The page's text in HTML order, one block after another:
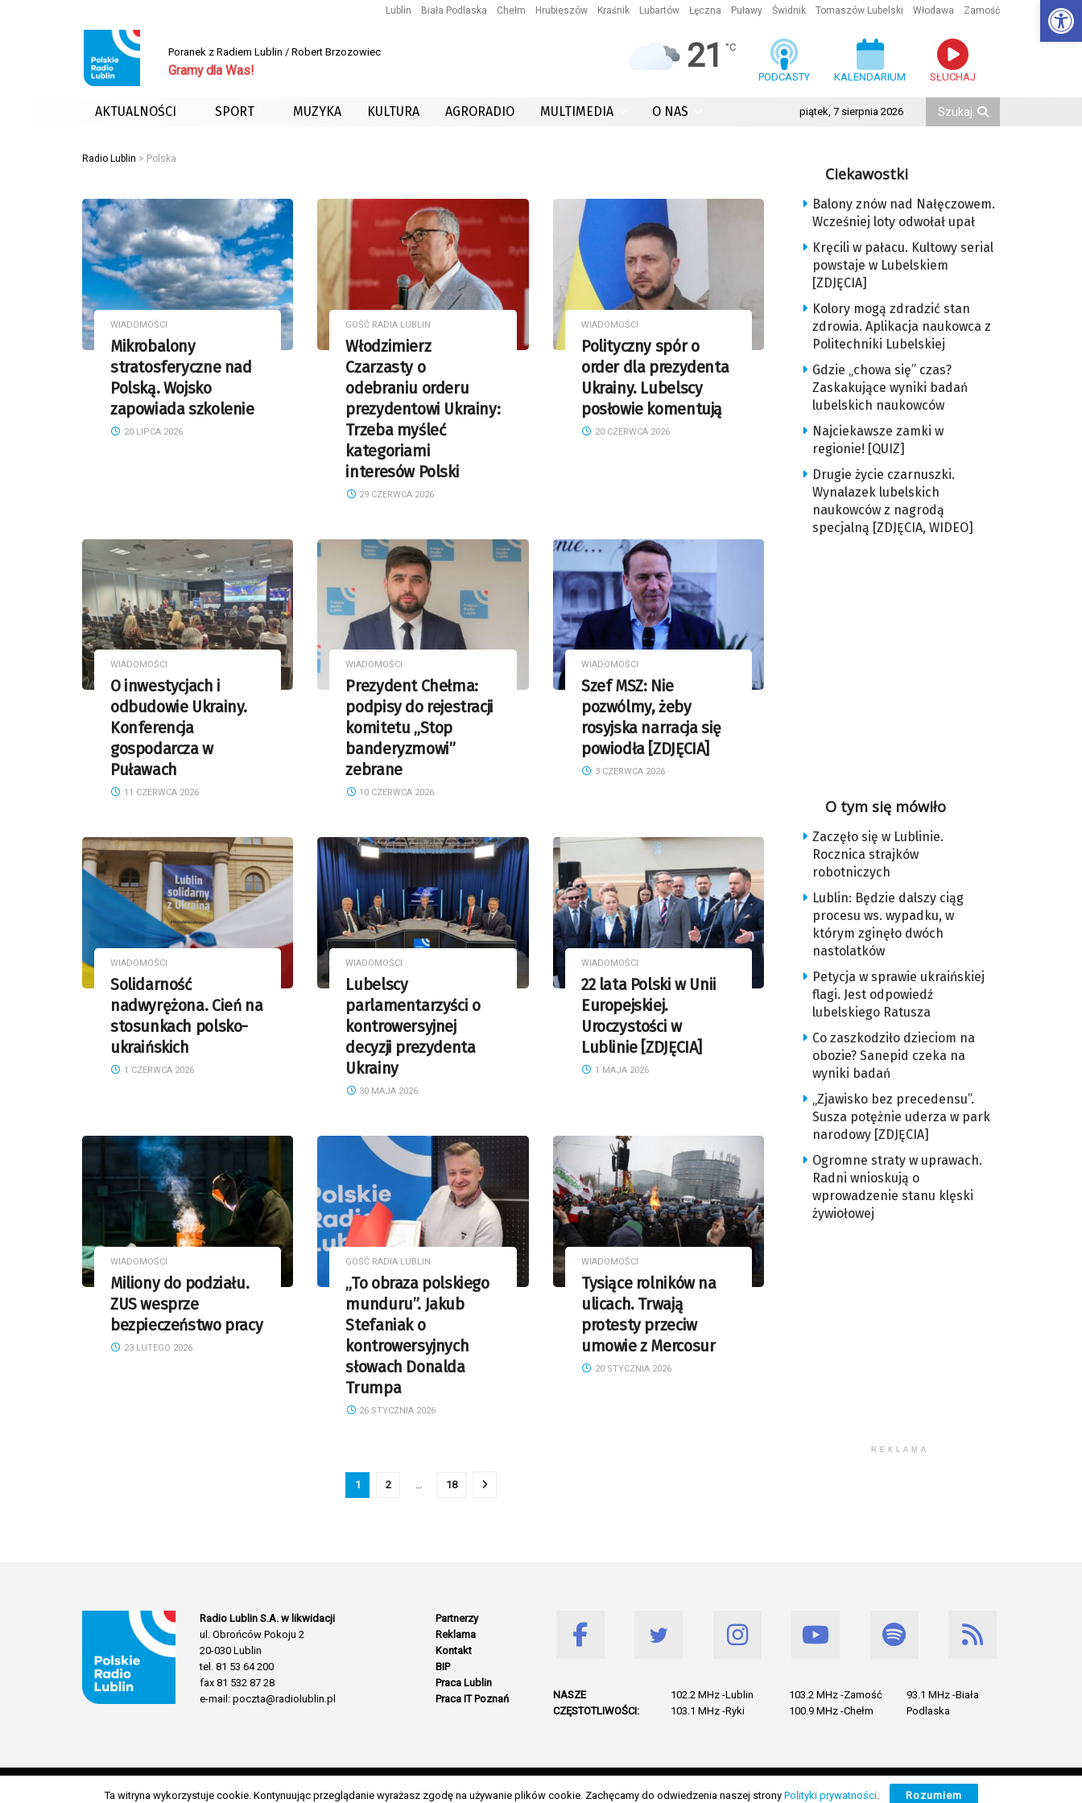
Lublin Biała Podlaska Chełm Hrubieszów Kraśnik Lubartów Łęczna Puławy Świdnik Tomaszów Lubelski Włodawa Zamość
Poranek z Radiem Lublin / Robert Brzozowiec
Gramy dla Was! 21 °C
PODCASTY KALENDARIUM SŁUCHAJ
AKTUALNOŚCI SPORT MUZYKA KULTURA AGRORADIO MULTIMEDIA O NAS piątek, 7 sierpnia 2026
Radio Lublin > Polska
WIADOMOŚCI
Mikrobalony
stratosferyczne nad
Polską. Wojsko
zapowiada szkolenie
20 LIPCA 2026
GOŚĆ RADIA LUBLIN
Włodzimierz
Czarzasty o
odebraniu orderu
prezydentowi Ukrainy:
Trzeba myśleć
kategoriami
interesów Polski
29 CZERWCA 2026
WIADOMOŚCI
Polityczny spór o
order dla prezydenta
Ukrainy. Lubelscy
posłowie komentują
20 CZERWCA 2026
WIADOMOŚCI
O inwestycjach i
odbudowie Ukrainy.
Konferencja
gospodarcza w
Puławach
11 CZERWCA 2026
WIADOMOŚCI
Prezydent Chełma:
podpisy do rejestracji
komitetu „Stop
banderyzmowi”
zebrane
10 CZERWCA 2026
WIADOMOŚCI
Szef MSZ: Nie
pozwólmy, żeby
rosyjska narracja się
powiodła [ZDJĘCIA]
3 CZERWCA 2026
WIADOMOŚCI
Solidarność
nadwyrężona. Cień na
stosunkach polsko-
ukraińskich
1 CZERWCA 2026
WIADOMOŚCI
Lubelscy
parlamentarzyści o
kontrowersyjnej
decyzji prezydenta
Ukrainy
30 MAJA 2026
WIADOMOŚCI
22 lata Polski w Unii
Europejskiej.
Uroczystości w
Lublinie [ZDJĘCIA]
1 MAJA 2026
WIADOMOŚCI
Miliony do podziału.
ZUS wesprze
bezpieczeństwo pracy
23 LUTEGO 2026
GOŚĆ RADIA LUBLIN
„To obraza polskiego
munduru”. Jakub
Stefaniak o
kontrowersyjnych
słowach Donalda
Trumpa
26 STYCZNIA 2026
WIADOMOŚCI
Tysiące rolników na
ulicach. Trwają
protesty przeciw
umowie z Mercosur
20 STYCZNIA 2026
1 2 18
Ciekawostki
Balony znów nad Nałęczowem.
Wcześniej loty odwołał upał
Kręcili w pałacu. Kultowy serial
powstaje w Lubelskiem
[ZDJĘCIA]
Kolory mogą zdradzić stan
zdrowia. Aplikacja naukowca z
Politechniki Lubelskiej
Gdzie „chowa się” czas?
Zaskakujące wyniki badań
lubelskich naukowców
Najciekawsze zamki w
regionie! [QUIZ]
Drugie życie czarnuszki.
Wynalazek lubelskich
naukowców z nagrodą
specjalną [ZDJĘCIA, WIDEO]
O tym się mówiło
Zaczęło się w Lublinie.
Rocznica strajków
robotniczych
Lublin: Będzie dalszy ciąg
procesu ws. wypadku, w
którym zginęło dwóch
nastolatków
Petycja w sprawie ukraińskiej
flagi. Jest odpowiedź
lubelskiego Ratusza
Co zaszkodziło dzieciom na
obozie? Sanepid czeka na
wyniki badań
„Zjawisko bez precedensu”.
Susza potężnie uderza w park
narodowy [ZDJĘCIA]
Ogromne straty w uprawach.
Radni wnioskują o
wprowadzenie stanu klęski
żywiołowej
REKLAMA
Radio Lublin S.A. w likwidacji
ul. Obrońców Pokoju 2
20-030 Lublin
tel. 81 53 64 200
fax 81 532 87 28
e-mail: poczta@radiolublin.pl
Partnerzy
Reklama
Kontakt
BIP
Praca Lublin
Praca IT Poznań
NASZE
CZĘSTOTLIWOŚCI:
102.2 MHz -Lublin
103.1 MHz -Ryki
103.2 MHz -Zamość
100.9 MHz -Chełm
93.1 MHz -Biała
Podlaska
© 2026 Wszelkie prawa zastrzeżone. Radio Lublin S.A. w likwidacji
Ta witryna wykorzystuje cookie. Kontynuując przeglądanie wyrażasz zgodę na używanie plików cookie. Zachęcamy do odwiedzenia naszej strony Polityki prywatności. Rozumiem